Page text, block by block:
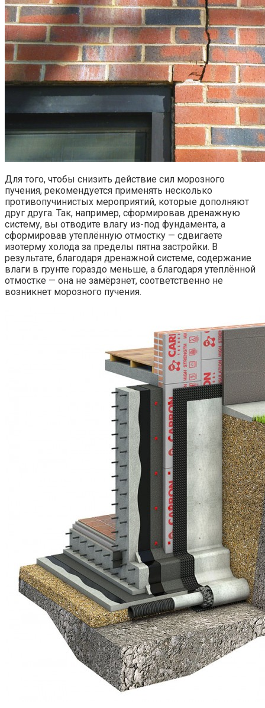
Для того, чтобы снизить действие сил морозного
пучения, рекомендуется применять несколько
противопучинистых мероприятий, которые дополняют
друг друга. Так, например, сформировав дренажную
систему, вы отводите влагу из-под фундамента, а
сформировав утеплённую отмостку — сдвигаете
изотерму холода за пределы пятна застройки. В
результате, благодаря дренажной системе, содержание
влаги в грунте гораздо меньше, а благодаря утеплённой
отмостке — она не замёрзнет, соответственно не
возникнет морозного пучения.